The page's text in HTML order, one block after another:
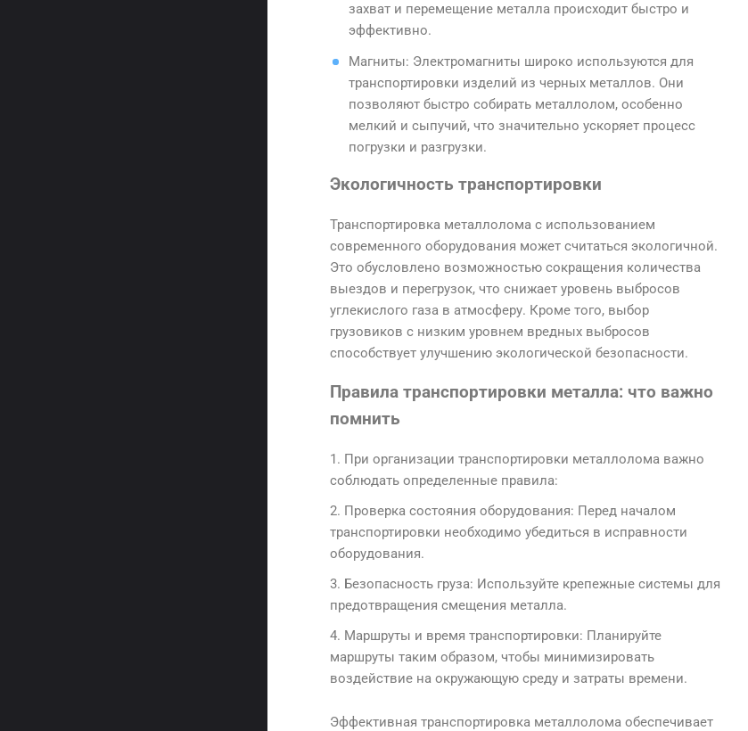
захват и перемещение металла происходит быстро и
эффективно.
Магниты: Электромагниты широко используются для
транспортировки изделий из черных металлов. Они
позволяют быстро собирать металлолом, особенно
мелкий и сыпучий, что значительно ускоряет процесс
погрузки и разгрузки.
Экологичность транспортировки
Транспортировка металлолома с использованием
современного оборудования может считаться экологичной.
Это обусловлено возможностью сокращения количества
выездов и перегрузок, что снижает уровень выбросов
углекислого газа в атмосферу. Кроме того, выбор
грузовиков с низким уровнем вредных выбросов
способствует улучшению экологической безопасности.
Правила транспортировки металла: что важно
помнить
При организации транспортировки металлолома важно
соблюдать определенные правила:
Проверка состояния оборудования: Перед началом
транспортировки необходимо убедиться в исправности
оборудования.
Безопасность груза: Используйте крепежные системы для
предотвращения смещения металла.
Маршруты и время транспортировки: Планируйте
маршруты таким образом, чтобы минимизировать
воздействие на окружающую среду и затраты времени.
Эффективная транспортировка металлолома обеспечивает